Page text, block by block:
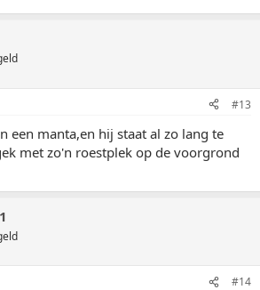
#13
een manta,en hij staat al zo lang te
met zo'n roestplek op de voorgrond
#14